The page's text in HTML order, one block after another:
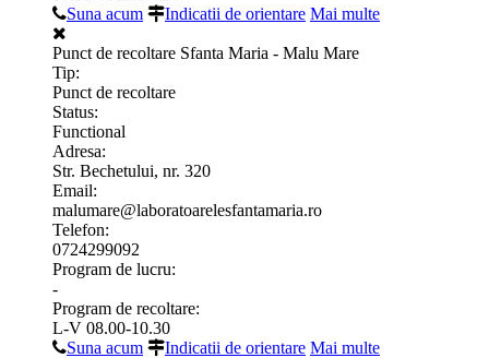
Suna acum
Indicatii de orientare Mai multe
Punct de recoltare Sfanta Maria - Malu Mare
Tip:
Punct de recoltare
Status:
Functional
Adresa:
Str. Bechetului, nr. 320
Email:
malumare@laboratoarelesfantamaria.ro
Telefon:
0724299092
Program de lucru:
-
Program de recoltare:
L-V 08.00-10.30
Suna acum
Indicatii de orientare Mai multe